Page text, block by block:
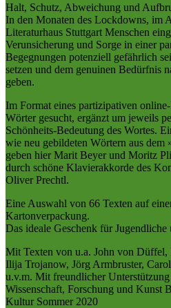
Halt, Schutz, Abweichung und
In den Monaten des Lockdowns, im
Literaturhaus Stuttgart Menschen
Verunsicherung und Sorge in einer
Begegnungen potenziell gefährlich
setzen und dem genuinen Bedürfnis
geben.
Im Format eines partizipativen
Wörter gesucht, ergänzt um jeweils
Schönheits-Bedeutung des Wortes.
wie neu gebildeten Wörtern aus dem
geben hier Marit Beyer und Moritz
durch schöne Klavierakkorde des
Oliver Prechtl.
Eine Auswahl von 66 Texten auf
Kartonverpackung.
Das ideale Geschenk für Jugendliche
Mit Texten von u.a. John von
Ilija Trojanow, Jörg Armbruster,
u.v.m. Mit freundlicher
Wissenschaft, Forschung und Kunst
Kultur Sommer 2020